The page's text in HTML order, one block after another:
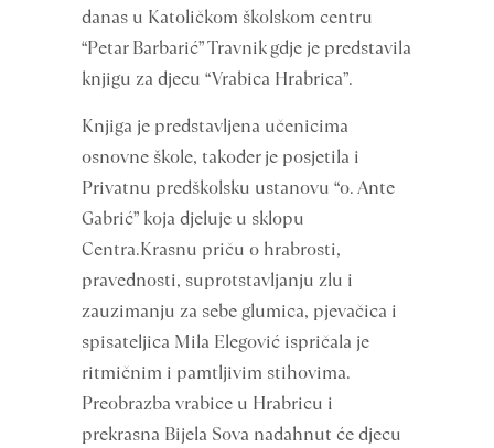
danas u Katoličkom školskom centru
“Petar Barbarić” Travnik gdje je predstavila
knjigu za djecu “Vrabica Hrabrica”.
Knjiga je predstavljena učenicima
osnovne škole, također je posjetila i
Privatnu predškolsku ustanovu “o. Ante
Gabrić” koja djeluje u sklopu
Centra.Krasnu priču o hrabrosti,
pravednosti, suprotstavljanju zlu i
zauzimanju za sebe glumica, pjevačica i
spisateljica Mila Elegović ispričala je
ritmičnim i pamtljivim stihovima.
Preobrazba vrabice u Hrabricu i
prekrasna Bijela Sova nadahnut će djecu